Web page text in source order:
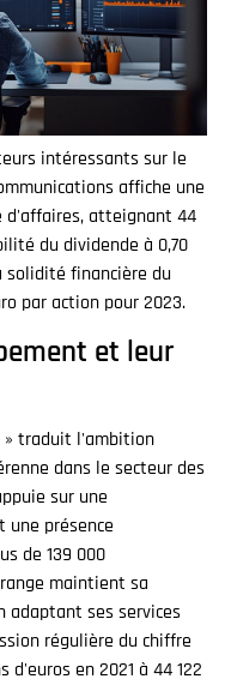
intéressants sur le
affiche une
d'affaires, atteignant 44
du dividende à 0,70
solidité financière du
par action pour 2023.
et leur
» traduit l'ambition
dans le secteur des
sur une
présence
de 139 000
maintient sa
ses services
régulière du chiffre
en 2021 à 44 122